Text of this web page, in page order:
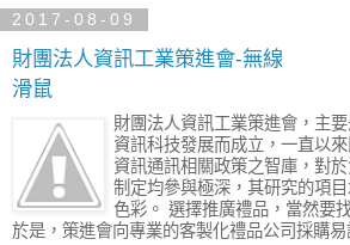
2017-08-09
財團法人資訊工業策進會-無線
滑鼠
財團法人資訊工業策進會，主
資訊科技發展而成立，一直以
資訊通訊相關政策之智庫，對
制定均參與極深，其研究的項
色彩。 選擇推廣禮品，當然要
於是，策進會向專業的客製化禮品公司採購易